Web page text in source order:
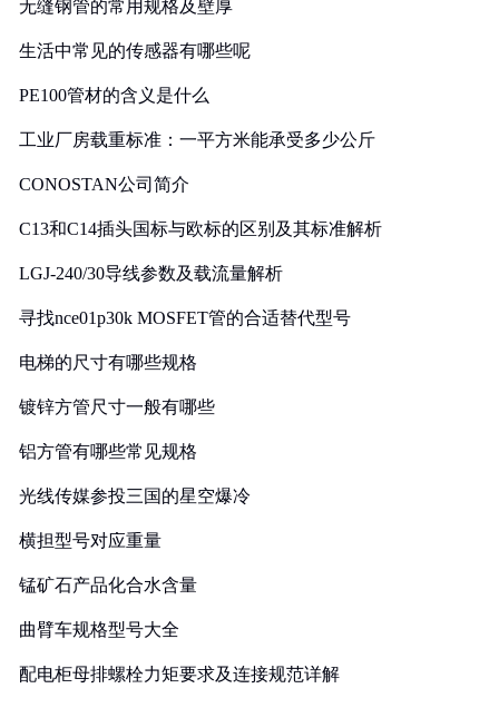
无缝钢管的常用规格及壁厚
生活中常见的传感器有哪些呢
PE100管材的含义是什么
工业厂房载重标准：一平方米能承受多少公斤
CONOSTAN公司简介
C13和C14插头国标与欧标的区别及其标准解析
LGJ-240/30导线参数及载流量解析
寻找nce01p30k MOSFET管的合适替代型号
电梯的尺寸有哪些规格
镀锌方管尺寸一般有哪些
铝方管有哪些常见规格
光线传媒参投三国的星空爆冷
横担型号对应重量
锰矿石产品化合水含量
曲臂车规格型号大全
配电柜母排螺栓力矩要求及连接规范详解